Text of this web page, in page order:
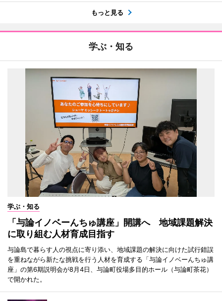
もっと見る
学ぶ・知る
学ぶ・知る
「与論イノベーんちゅ講座」開講へ 地域課題解決
に取り組む人材育成目指す
与論島で暮らす人の視点に寄り添い、地域課題の解決に向けた試行錯誤
を重ねながら新たな挑戦を行う人材を育成する「与論イノベーんちゅ講
座」の第6期説明会が8月4日、与論町役場多目的ホール（与論町茶花）
で開かれた。